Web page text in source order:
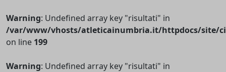
Warning: Undefined array key "risultati" in
/var/www/vhosts/atleticainumbria.it/httpdocs/site/
on line 199
Warning: Undefined array key "risultati" in